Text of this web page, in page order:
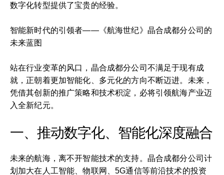
数字化转型提供了宝贵的经验。
智能新时代的引领者——《航海世纪》晶合成都分公司的
未来蓝图
站在行业变革的风口，晶合成都分公司不满足于现有成
就，正朝着更加智能化、多元化的方向不断迈进。未来，
凭借其创新的推广策略和技术积淀，必将引领航海产业迈
入全新纪元。
一、推动数字化、智能化深度融合
未来的航海，离不开智能技术的支持。晶合成都分公司计
划加大在人工智能、物联网、5G通信等前沿技术的投资